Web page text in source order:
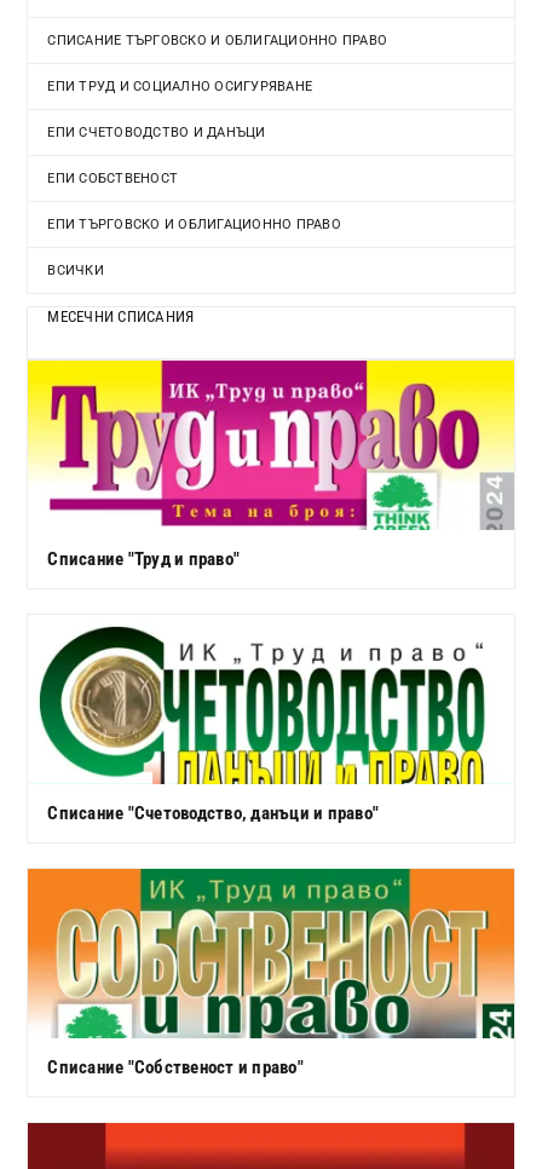
СПИСАНИЕ ТЪРГОВСКО И ОБЛИГАЦИОННО ПРАВО
ЕПИ ТРУД И СОЦИАЛНО ОСИГУРЯВАНЕ
ЕПИ СЧЕТОВОДСТВО И ДАНЪЦИ
ЕПИ СОБСТВЕНОСТ
ЕПИ ТЪРГОВСКО И ОБЛИГАЦИОННО ПРАВО
ВСИЧКИ
МЕСЕЧНИ СПИСАНИЯ
Списание "Труд и право"
Списание "Счетоводство, данъци и право"
Списание "Собственост и право"